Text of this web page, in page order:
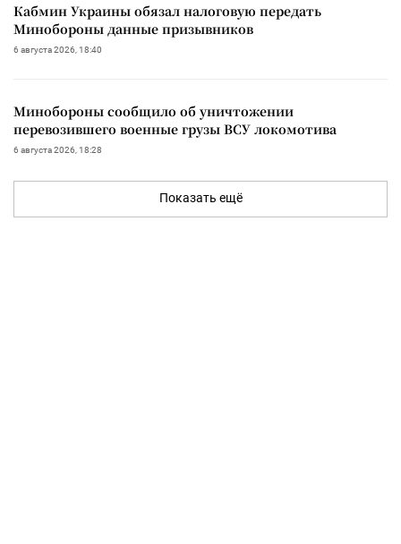
Кабмин Украины обязал налоговую передать
Минобороны данные призывников
6 августа 2026, 18:40
Минобороны сообщило об уничтожении
перевозившего военные грузы ВСУ локомотива
6 августа 2026, 18:28
Показать ещё